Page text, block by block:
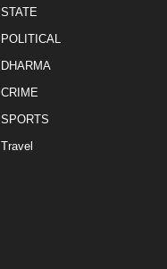
STATE
POLITICAL
DHARMA
CRIME
SPORTS
Travel